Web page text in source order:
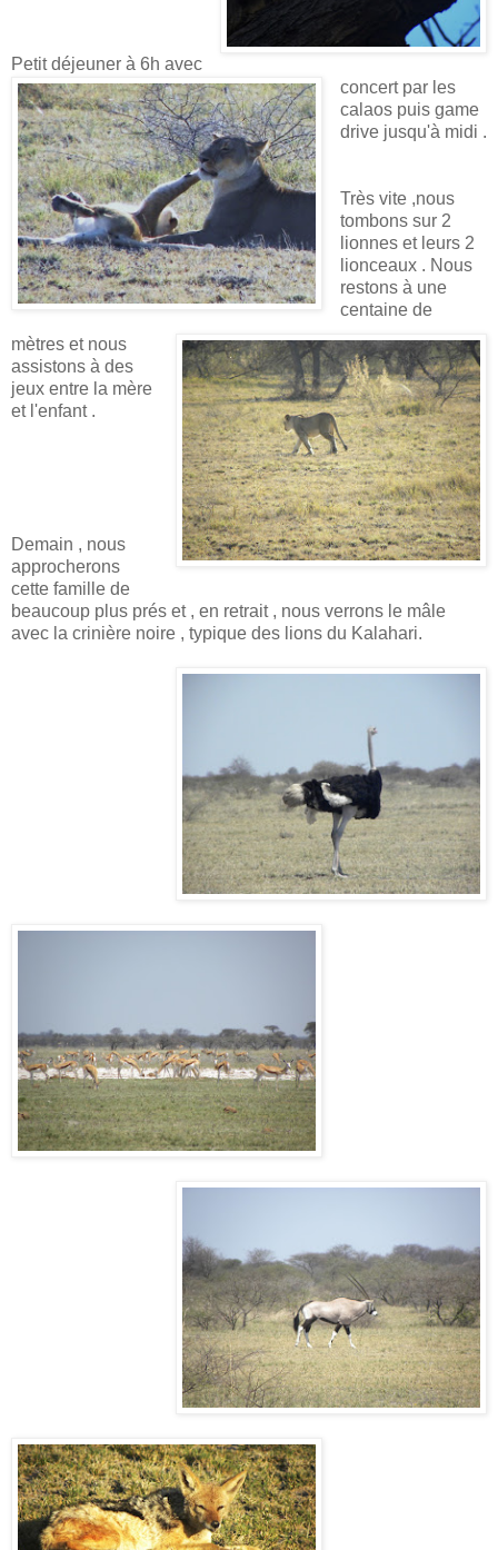
Petit déjeuner à 6h avec
concert par les
calaos puis game
drive jusqu'à midi .
Très vite ,nous
tombons sur 2
lionnes et leurs 2
lionceaux . Nous
restons à une
centaine de
mètres et nous
assistons à des
jeux entre la mère
et l'enfant .
Demain , nous
approcherons
cette famille de
beaucoup plus prés et , en retrait , nous verrons le mâle
avec la crinière noire , typique des lions du Kalahari.